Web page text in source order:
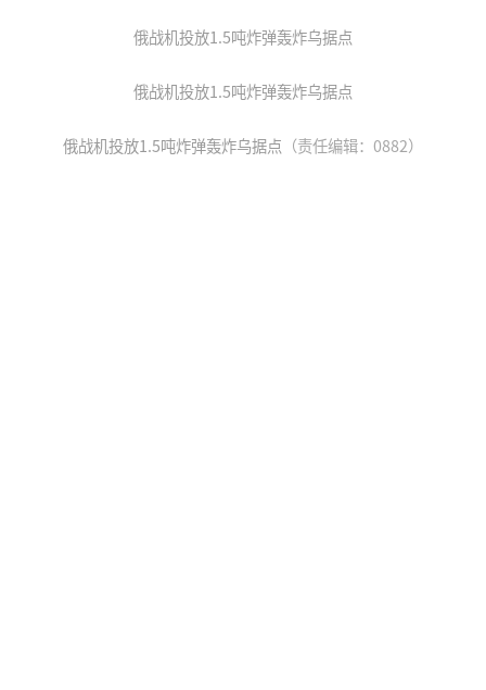
俄战机投放1.5吨炸弹轰炸乌据点
俄战机投放1.5吨炸弹轰炸乌据点
俄战机投放1.5吨炸弹轰炸乌据点 （责任编辑：0882）